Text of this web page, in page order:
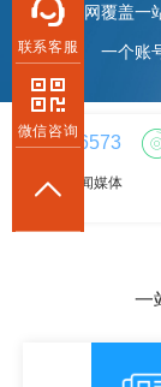
联系客服
微信咨询
全网覆盖
一个账
36573
共计新闻媒体
一